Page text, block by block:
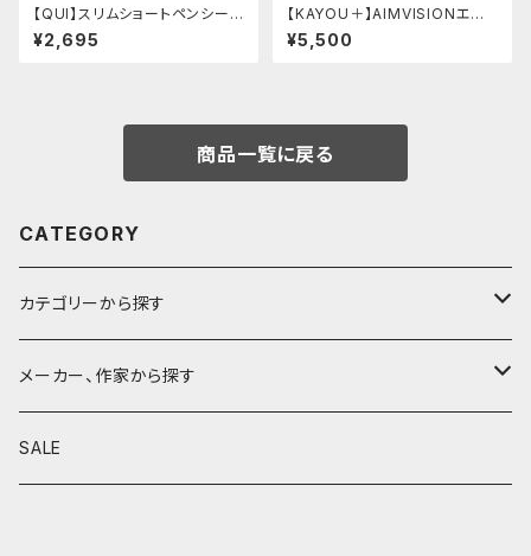
【QUI】スリムショートペンシー
ス・クードゥー (ストーン)
¥2,695
【KAYOU＋】AIMVISIONエイ
ムビジョン (ストーンブラック)
¥5,500
商品一覧に戻る
CATEGORY
カテゴリーから探す
鉛筆
鉛筆補助軸
メーカー、作家から探す
590&Co.
SALE